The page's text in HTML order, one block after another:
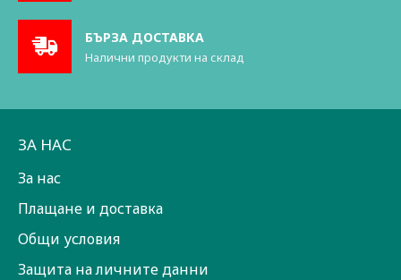
БЪРЗА ДОСТАВКА
Налични продукти на склад
ЗА НАС
За нас
Плащане и доставка
Общи условия
Защита на личните данни